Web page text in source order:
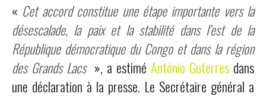
« Cet accord constitue une étape importante vers la
désescalade, la paix et la stabilité dans l’est de la
République démocratique du Congo et dans la région
des Grands Lacs », a estimé António Guterres dans
une déclaration à la presse. Le Secrétaire général a